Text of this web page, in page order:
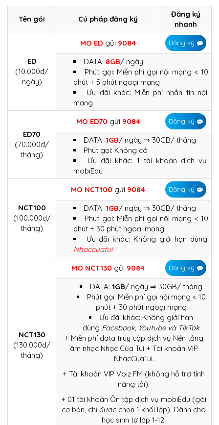
Tên gói Cú pháp đăng ký
Đăng ký
nhanh
ED
(10.000đ/
ngày)
MO ED gửi 9084 Đăng ký
DATA: 8GB/ ngày
Phút gọi: Miễn phí gọi nội mạng < 10
phút + 5 phút ngoại mạng
Ưu đãi khác: Miễn phí nhắn tin nội
mạng
ED70
(70.000đ/
tháng)
MO ED70 gửi 9084 Đăng ký
DATA: 1GB/ ngày ⇒ 30GB/ tháng
Phút gọi: Không có
Ưu đãi khác: 1 tài khoản dịch vụ
mobiEdu
NCT100
(100.000đ/
tháng)
MO NCT100 gửi 9084 Đăng ký
DATA: 1GB/ ngày ⇒ 30GB/ tháng
Phút gọi: Miễn phí gọi nội mạng < 10
phút + 30 phút ngoại mạng
Ưu đãi khác: Không giới hạn dùng
Nhaccuatui
NCT130
(130.000đ/
tháng)
MO NCT130 gửi 9084 Đăng ký
DATA: 1GB/ ngày ⇒ 30GB/ tháng
Phút gọi: Miễn phí gọi nội mạng < 10
phút + 30 phút ngoại mạng
Ưu đãi khác: Không giới hạn
dùng Facebook, Youtube và TikTok
+ Miễn phí data truy cập dịch vụ Nền tảng
âm nhạc Nhạc Của Tui + Tài khoản VIP
NhacCuaTui.
+ Tài khoản VIP Voiz FM (không hỗ trợ tính
năng tải).
+ 01 tài khoản Ôn tập dịch vụ mobiEdu (gói
cơ bản, chỉ được chọn 1 khối lớp): Dành cho
học sinh từ lớp 1-12.